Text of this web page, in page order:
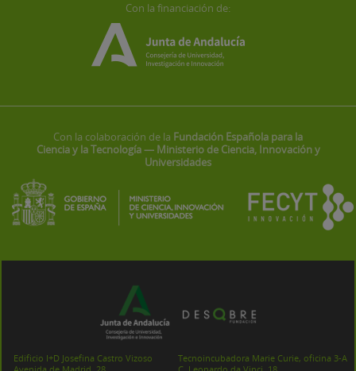
Con la financiación de:
Con la colaboración de la Fundación Española para la
Ciencia y la Tecnología — Ministerio de Ciencia, Innovación y
Universidades
Edificio I+D Josefina Castro Vizoso
Tecnoincubadora Marie Curie, oficina 3-A